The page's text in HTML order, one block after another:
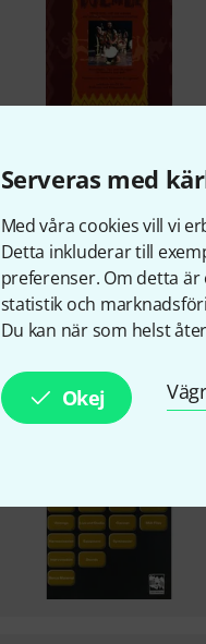
Serveras med
Med våra cookies vill vi
Detta inkluderar till
preferenser. Om detta
statistik och
Du kan när som helst
Okej